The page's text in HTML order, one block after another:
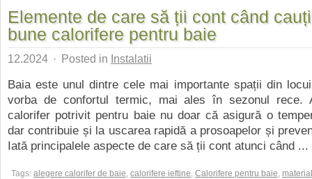
Elemente de care să ții cont când
bune calorifere pentru baie
12.2024 · Posted in Instalatii
Baia este unul dintre cele mai importante spații din
vorba de confortul termic, mai ales în sezonul rece.
calorifer potrivit pentru baie nu doar că asigură o
dar contribuie și la uscarea rapidă a prosoapelor și
Iată principalele aspecte de care să ții cont atunci când ...
Tags: alegere calorifer de baie, calorifere ieftine, Calorifere pentru baie, material